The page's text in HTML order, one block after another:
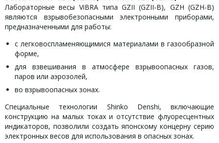
Лабораторные весы ViBRA типа GZII (GZII-B), GZH (GZH-B)
являются взрывобезопасными электронными приборами,
предназначенными для работы:
с легковоспламеняющимися материалами в газообразной
форме,
для взвешивания в атмосфере взрывоопасных газов,
паров или аэрозолей,
во взрывоопасных зонах.
Специальные технологии Shinko Denshi, включающие
конструкцию на малых токах и отсутствие флуоресцентных
индикаторов, позволили создать японскому концерну серию
электронных весов для использования в опасных зонах.